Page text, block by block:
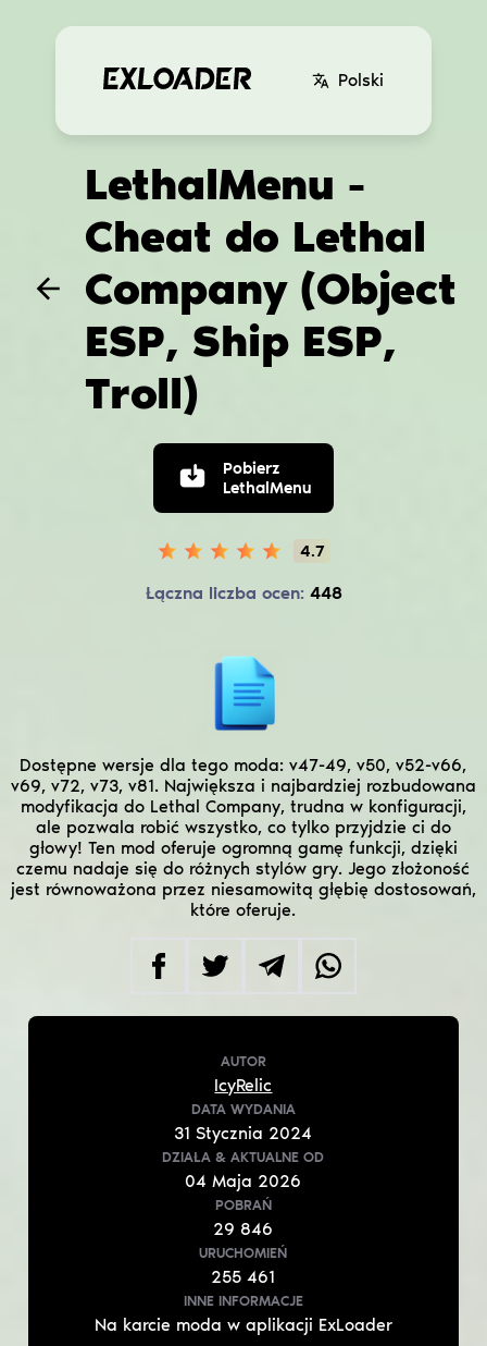
Polski
LethalMenu -
Cheat do Lethal
Company (Object
ESP, Ship ESP,
Troll)
Pobierz
LethalMenu
4.7
Łączna liczba ocen: 448
Dostępne wersje dla tego moda:v47-49, v50, v52-v66,
v69, v72, v73, v81. Największa i najbardziej rozbudowana
modyfikacja do Lethal Company, trudna w konfiguracji,
ale pozwala robić wszystko, co tylko przyjdzie ci do
głowy! Ten mod oferuje ogromną gamę funkcji, dzięki
czemu nadaje się do różnych stylów gry. Jego złożoność
jest równoważona przez niesamowitą głębię dostosowań,
które oferuje.
AUTOR
IcyRelic
DATA WYDANIA
31Stycznia 2024
DZIAŁA & AKTUALNE OD
04Maja 2026
POBRAŃ
29 846
URUCHOMIEŃ
255 461
INNE INFORMACJE
Na karcie moda w aplikacji ExLoader